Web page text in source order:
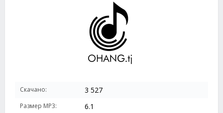
Скачано: 3 527
Размер MP3: 6.1